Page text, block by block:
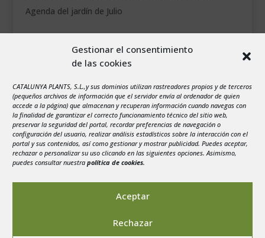
Gestionar el consentimiento
de las cookies
CATALUNYA PLANTS, S.L.,y sus dominios utilizan rastreadores propios y de terceros
(pequeños archivos de información que el servidor envía al ordenador de quien
accede a la página) que almacenan y recuperan información cuando navegas con
la finalidad de garantizar el correcto funcionamiento técnico del sitio web,
preservar la seguridad del portal, recordar preferencias de navegación o
configuración del usuario, realizar análisis estadísticos sobre la interacción con el
portal y sus contenidos, así como gestionar y mostrar publicidad. Puedes aceptar,
rechazar o personalizar su uso clicando en las siguientes opciones. Asimismo,
puedes consultar nuestra política de cookies.
Aceptar
Rechazar
Agenda del jardín de Julio
X J V S
3
4 5 6 7 8
9
10
11 12 13 14 15
16
17
18 19 20 21 22
23
24
25 26 27 28 29
30
31